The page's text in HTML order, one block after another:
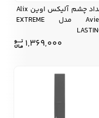
کت مردانه کاپشن و پافر مردانه
مداد چشم آلیکس اوین Alix
Avien مدل EXTREME
1,369,000